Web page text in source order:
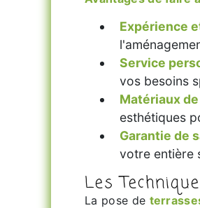
Expérience
Service
vos besoins
Matériaux
esthétiques
Garantie de
votre entière
Les
La pose de